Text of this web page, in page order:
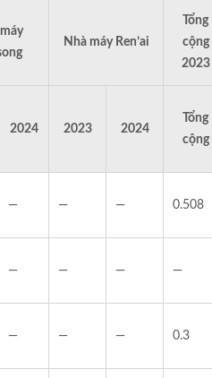
Nhà máy Ren’ai
Tổng
cộng
2023
2024 2023 2024
Tổng
cộng
— — — 0.508
— — — —
— — — 0.3